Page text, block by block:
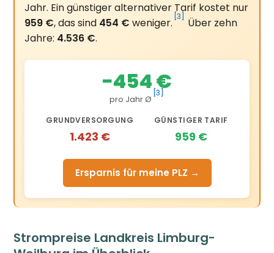
Jahr. Ein günstiger alternativer Tarif kostet nur
959 €, das sind 454 € weniger. [3]
Über zehn
Jahre: 4.536 €.
−454 €
pro Jahr Ø
[3]
GRUNDVERSORGUNG
1.423 €
GÜNSTIGER TARIF
959 €
Ersparnis für meine PLZ →
Strompreise Landkreis Limburg-